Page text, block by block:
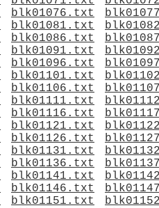
blk01076.txt
blk01081.txt
blk01086.txt
blk01091.txt
blk01096.txt
blk01101.txt
blk01106.txt
blk01111.txt
blk01116.txt
blk01121.txt
blk01126.txt
blk01131.txt
blk01136.txt
blk01141.txt
blk01146.txt
blk01151.txt